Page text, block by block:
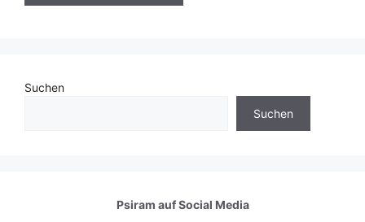
Suchen
Suchen
Psiram aufSocial Media